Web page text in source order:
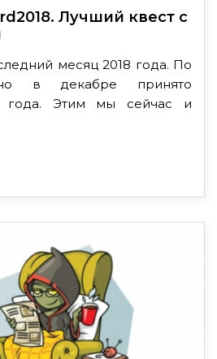
Лучший квест с
месяц 2018 года. По
в декабре принято
года. Этим мы сейчас и